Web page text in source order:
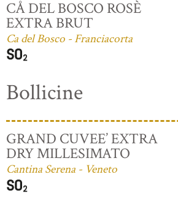
CÅ DEL BOSCO ROSÈ
EXTRA BRUT
Ca del Bosco - Franciacorta
Bollicine
GRAND CUVEE’ EXTRA
DRY MILLESIMATO
Cantina Serena - Veneto